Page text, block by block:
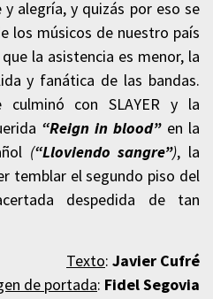
alegría, y quizás por eso se
los músicos de nuestro país
la asistencia es menor, la
y fanática de las bandas.
culminó con SLAYER y la
“Reign in blood”en la
(“Lloviendo sangre”), la
temblar el segundo piso del
despedida de tan
Texto: Javier Cufré
de portada: Fidel Segovia